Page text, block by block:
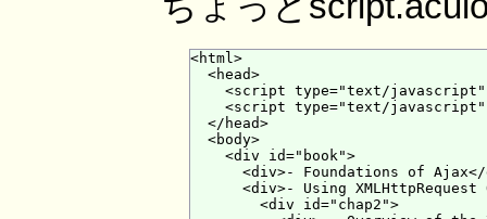
<html>
  <head>
<script type="text/
<script type="text/
  </head>
  <body>
    <div id="book">
<div>- Foundations of
<div>- Using XMLHttpRequest
        <div id="chap2">